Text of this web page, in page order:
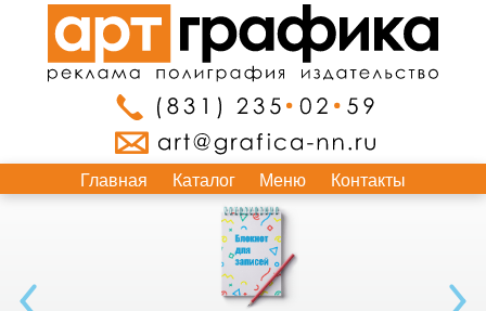
Главная Каталог Меню Контакты